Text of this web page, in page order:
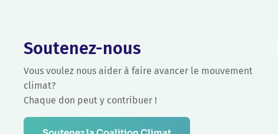
Soutenez-nous
Vous voulez nous aider à faire avancer le mouvement
climat?
Chaque don peut y contribuer !